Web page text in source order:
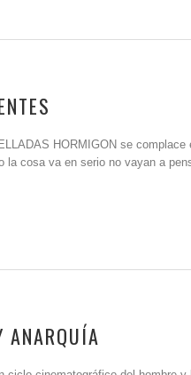
HORMIGON se
la cosa va en serio no vayan a
ANARQUÍA